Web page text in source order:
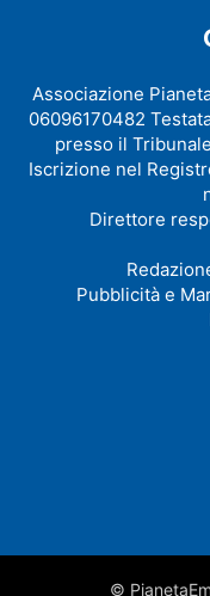
Associazione
06096170482
presso il
Iscrizione nel
Direttore
Pubblicità e
©